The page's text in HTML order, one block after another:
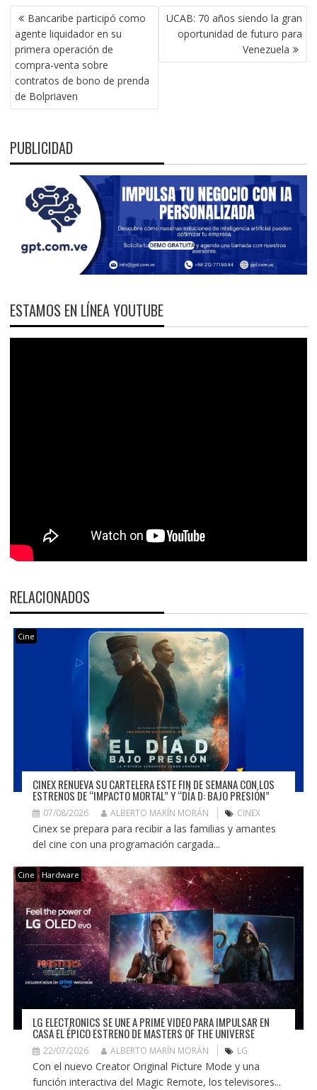
NAVEGACIÓN
DE
ENTRADAS
Bancaribe participó como
agente liquidador en su
primera operación de
compra-venta sobre
contratos de bono de prenda
de Bolpriaven
UCAB: 70 años siendo la gran
oportunidad de futuro para
Venezuela
PUBLICIDAD
ESTAMOS EN LÍNEA YOUTUBE
RELACIONADOS
Cine
CINEX RENUEVA SU CARTELERA ESTE FIN DE SEMANA CON LOS
ESTRENOS DE “IMPACTO MORTAL” Y “DÍA D: BAJO PRESIÓN”
07/08/2026 ALBERTO MARÍN MORÁN CINEX
Cinex se prepara para recibir a las familias y amantes
del cine con una programación cargada...
Cine Hardware
LG ELECTRONICS SE UNE A PRIME VIDEO PARA IMPULSAR EN
CASA EL ÉPICO ESTRENO DE MASTERS OF THE UNIVERSE
22/07/2026 ALBERTO MARÍN MORÁN LG
Con el nuevo Creator Original Picture Mode y una
función interactiva del Magic Remote, los televisores...